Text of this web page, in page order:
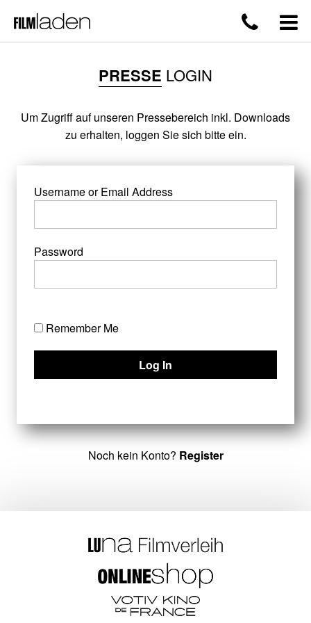
PRESSE LOGIN
Um Zugriff auf unseren Pressebereich inkl. Downloads
zu erhalten, loggen Sie sich bitte ein.
Username or Email Address
Password
Remember Me
Noch kein Konto? Register